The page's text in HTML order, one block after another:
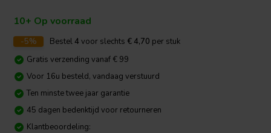
10+ Op voorraad
-5% Bestel4 voor slechts € 4,70 per stuk
Gratis verzending vanaf € 99
Voor 16u besteld, vandaag verstuurd
Ten minste twee jaar garantie
45 dagen bedenktijd voor retourneren
Klantbeoordeling: